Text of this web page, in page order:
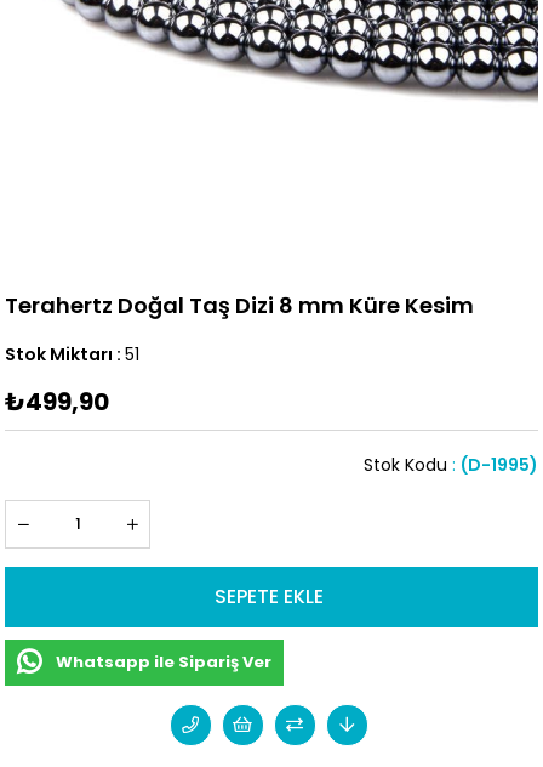
Terahertz Doğal Taş Dizi 8 mm Küre Kesim
Stok Miktarı : 51
₺499,90
(D-1995)
Stok Kodu
Whatsapp ile Sipariş Ver